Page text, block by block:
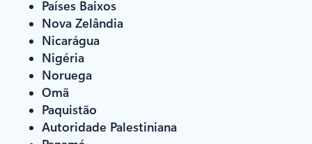
Países Baixos
Nova Zelândia
Nicarágua
Nigéria
Noruega
Omã
Paquistão
Autoridade Palestiniana